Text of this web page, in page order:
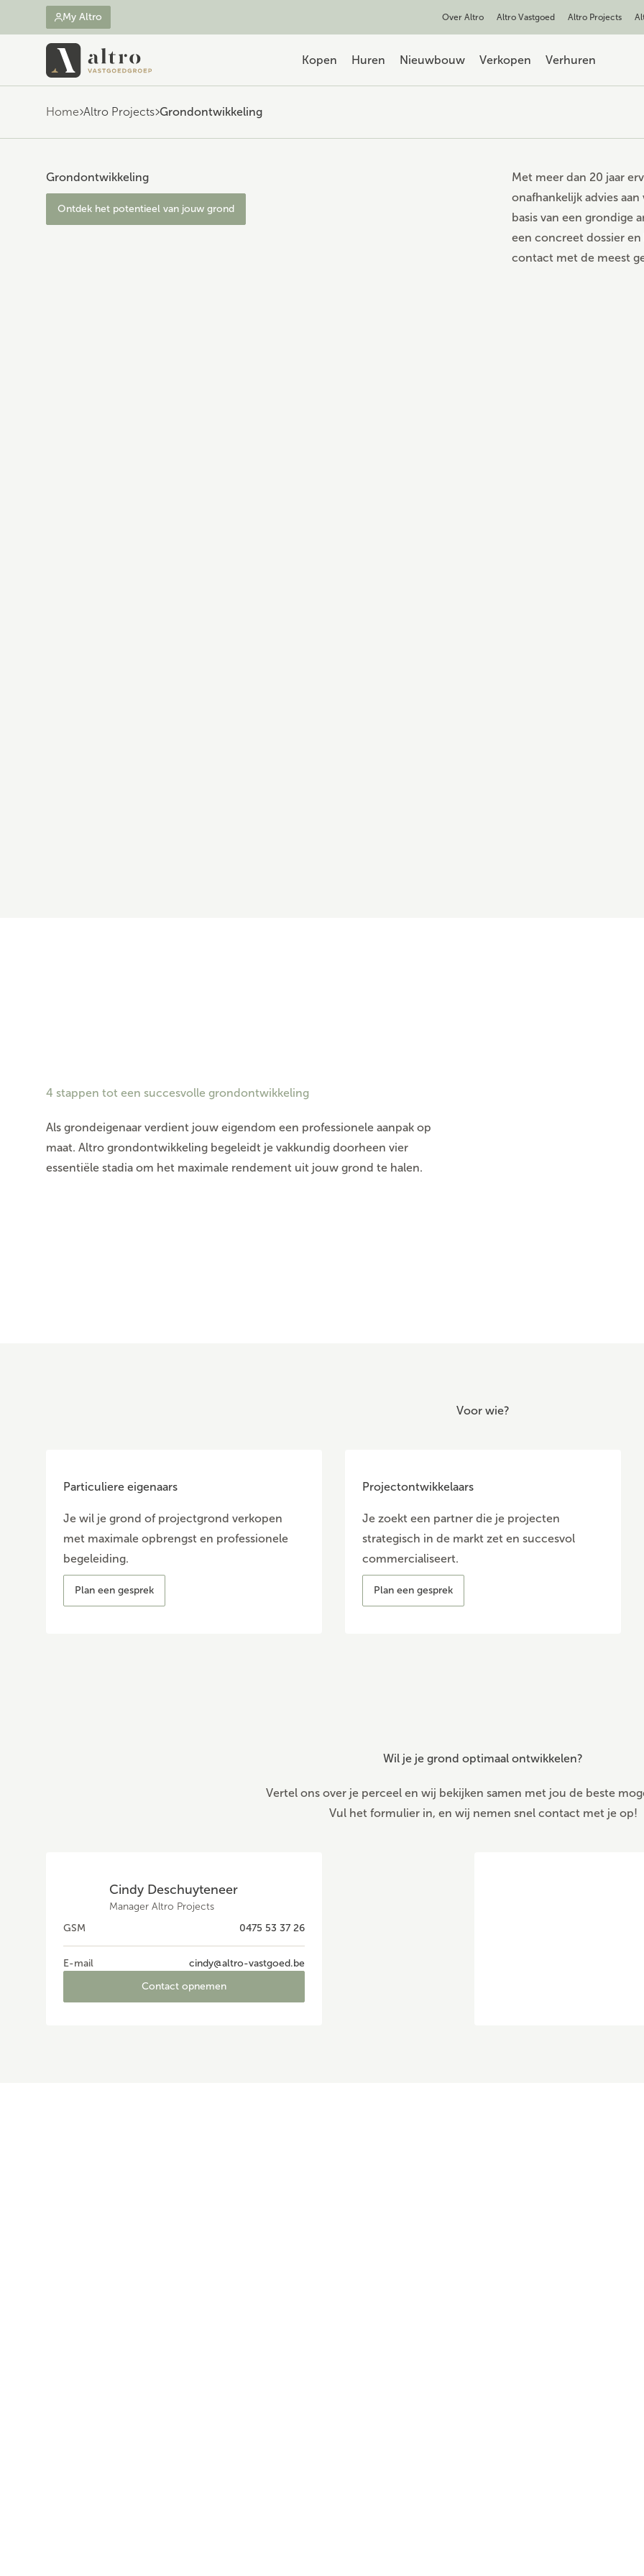
My Altro Over Altro Altro Vastgoed Altro Projects
Kopen Huren Nieuwbouw Verkopen Verhuren
Home Altro Projects Grondontwikkeling
Grondontwikkeling
Ontdek het potentieel van jouw grond
Met meer dan 20 jaar
onafhankelijk advies
basis van een grondige
een concreet dossier
contact met de meest
4 stappen tot een succesvolle grondontwikkeling
Als grondeigenaar verdient jouw eigendom een professionele aanpak op
maat. Altro grondontwikkeling begeleidt je vakkundig doorheen vier
essentiële stadia om het maximale rendement uit jouw grond te halen.
Voor wie?
Particuliere eigenaars
Je wil je grond of projectgrond verkopen
met maximale opbrengst en professionele
begeleiding.
Plan een gesprek
Projectontwikkelaars
Je zoekt een partner die je projecten
strategisch in de markt zet en succesvol
commercialiseert.
Plan een gesprek
Wil je je grond optimaal ontwikkelen?
Vertel ons over je perceel en wij bekijken samen met jou de beste
Vul het formulier in, en wij nemen snel contact met je op!
Cindy Deschuyteneer
Manager Altro Projects
GSM
0475 53 37 26
E-mail cindy@altro-vastgoed.be
Contact opnemen